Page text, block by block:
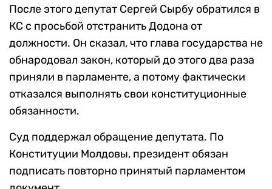
После этого депутат Сергей Сырбу обратился в
КС с просьбой отстранить Додона от
должности. Он сказал, что глава государства не
обнародовал закон, который до этого два раза
приняли в парламенте, а потому фактически
отказался выполнять свои конституционные
обязанности.
Суд поддержал обращение депутата. По
Конституции Молдовы, президент обязан
подписать повторно принятый парламентом